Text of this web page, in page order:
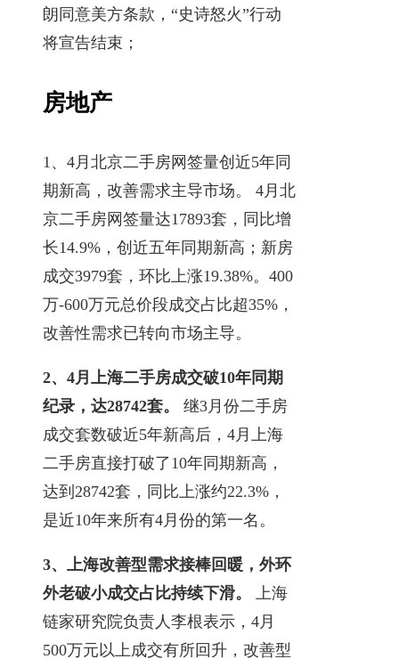
朗同意美方条款，“史诗怒火”行动
将宣告结束；
房地产
1、4月北京二手房网签量创近5年同
期新高，改善需求主导市场。 4月北
京二手房网签量达17893套，同比增
长14.9%，创近五年同期新高；新房
成交3979套，环比上涨19.38%。400
万-600万元总价段成交占比超35%，
改善性需求已转向市场主导。
2、4月上海二手房成交破10年同期
纪录，达28742套。
继3月份二手房
成交套数破近5年新高后，4月上海
二手房直接打破了10年同期新高，
达到28742套，同比上涨约22.3%，
是近10年来所有4月份的第一名。
3、上海改善型需求接棒回暖，外环
外老破小成交占比持续下滑。
上海
链家研究院负责人李根表示，4月
500万元以上成交有所回升，改善型